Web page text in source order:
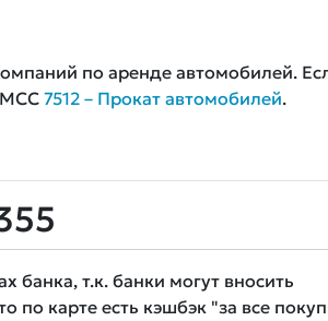
по аренде автомобилей.
7512 – Прокат автомобилей.
т.к. банки могут вносить
по карте есть кэшбэк "за все